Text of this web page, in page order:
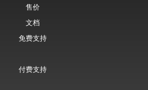
售价
文档
免费支持
付费支持